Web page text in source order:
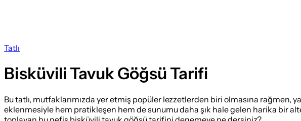
Tatlı
Bisküvili Tavuk Göğsü Tarifi
Bu tatlı, mutfaklarımızda yer etmiş popüler lezzetlerden biri olmasına rağmen,
eklenmesiyle hem pratikleşen hem de sunumu daha şık hale gelen harika bir